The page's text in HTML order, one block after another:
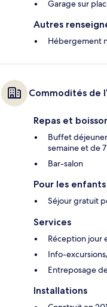
Garage sur
Autres
Hébergement
Commodités de
Repas et
Buffet
semaine et de
Bar-salon
Pour les enfants
Séjour gratuit
Services
Réception jour
Info-
Entreposage
Installations